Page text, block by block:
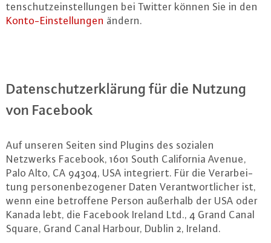
ten­schutz­ein­stel­lun­gen bei Twitter können Sie in den
Kon­to-Ein­stel­lun­gen ändern.
Da­ten­schutz­er­klä­rung für die Nutzung
von Facebook
Auf unseren Seiten sind Plugins des sozialen
Netzwerks Facebook, 1601 South Ca­li­for­nia Avenue,
Palo Alto, CA 94304, USA in­te­griert. Für die Ver­ar­bei­
tung per­so­nen­be­zo­ge­ner Daten Ver­ant­wort­li­cher ist,
wenn eine be­trof­fe­ne Person außerhalb der USA oder
Kanada lebt, die Facebook Ireland Ltd., 4 Grand Canal
Square, Grand Canal Harbour, Dublin 2, Ireland.